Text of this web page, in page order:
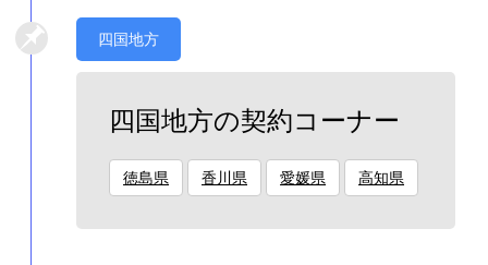
四国地方
四国地方の契約コーナー
徳島県 香川県 愛媛県 高知県